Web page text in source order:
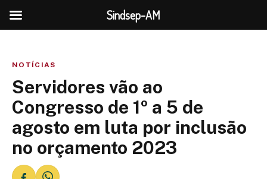
NOTÍCIAS
Servidores vão ao
Congresso de 1º a 5 de
agosto em luta por inclusão
no orçamento 2023
Sindsep-AM